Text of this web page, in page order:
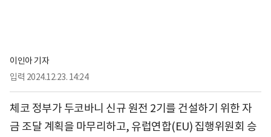
이인아 기자
입력 2024.12.23. 14:24
체코 정부가 두코바니 신규 원전 2기를 건설하기 위한 자
금 조달 계획을 마무리하고, 유럽연합(EU) 집행위원회 승